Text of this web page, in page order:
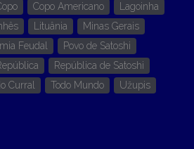
Copo Americano
Lagoinha
Lituânia
Minas Gerais
Feudal
Povo de Satoshi
República de Satoshi
Curral Todo Mundo
Užupis